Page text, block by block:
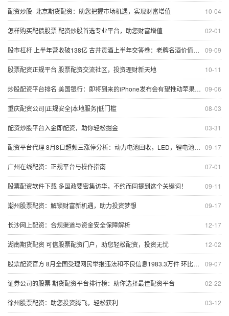
10-04
配资炒股- 北京期货配资：助您把握市场机遇，实现财富增值
02-01
怎样购买配债股票 配资炒股首选专业平台，助您财富增值
09-09
股市杠杆 上半年营收破138亿 古井贡酒上半年交答卷：老牌名酒价值凸显
10-11
股票配资正规平台 股票配资交流社区，投资理财新天地
09-06
炒股配资平台排名 美国银行：即将到来的iPhone发布会有望推动苹果股价上涨
08-03
重庆配资公司|正规安全|本地服务|低门槛
03-31
配资炒股平台入金即配资，助你轻松掘金
09-17
配资平台代理 8月8日超频三涨停分析：动力电池回收，LED，锂电池概念热股
07-01
广州在线配资：正规平台与操作指南
09-11
股票配资软件下载 多国政要密集访华，不约而同提到这个关键词！
09-17
潮州股票配资：解锁财富新机遇，助力投资梦想
12-17
长沙网上配资：合规渠道与资金安全保障解析
12-02
湖南期货配资 可信股票配资门户，助您轻松配资，投资无忧
09-07
股票配资官方 8月全国受理网民举报违法和不良信息1983.3万件 环比增长4.2%
02-22
证券公司的股票 期货配资平台排行榜：助你选择最佳配资平台
03-12
徐州股票配资：助您投资腾飞，轻松获利